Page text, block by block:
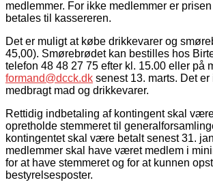
medlemmer. For ikke medlemmer er
betales til kassereren.
Det er muligt at købe drikkevarer og
45,00). Smørebrødet kan bestilles hos
telefon 48 48 27 75 efter kl. 15.00 eller på
formand@dcck.dk senest 13. marts. Det
medbragt mad og drikkevarer.
Rettidig indbetaling af kontingent skal
opretholde stemmeret til
kontingentet skal være betalt senest 31.
medlemmer skal have været medlem i
for at have stemmeret og for at kunnen
bestyrelsesposter.